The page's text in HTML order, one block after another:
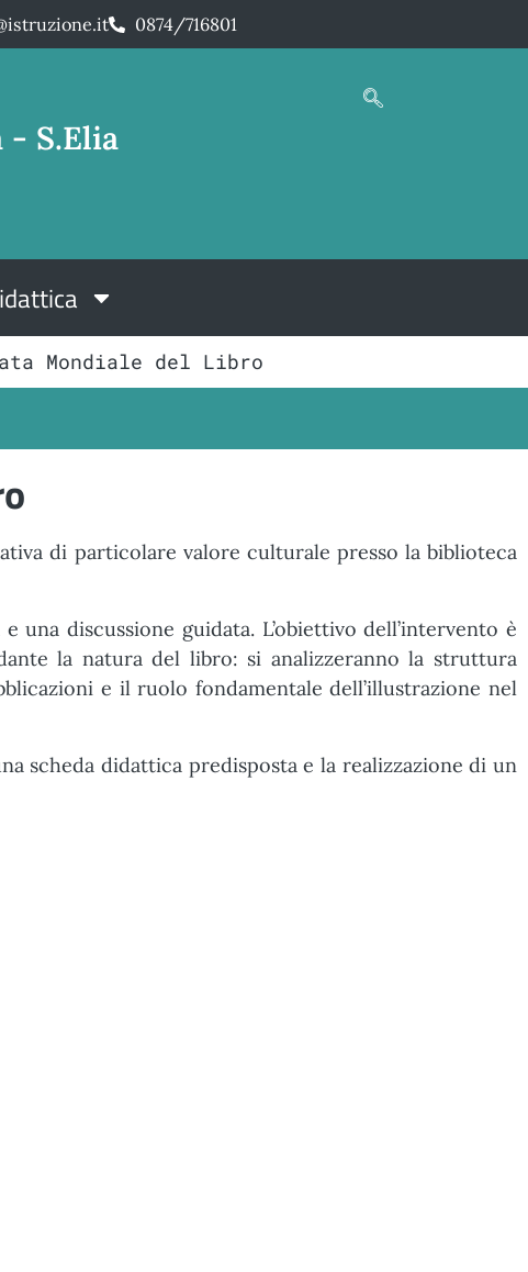
0874/716801
S.Elia
Mondiale del Libro
di particolare valore culturale presso la biblioteca
discussione guidata. L’obiettivo dell’intervento è
la natura del libro: si analizzeranno la struttura
e il ruolo fondamentale dell’illustrazione nel
scheda didattica predisposta e la realizzazione di un